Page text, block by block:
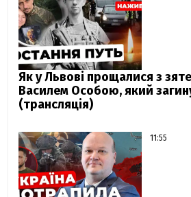
Як у Львові прощалися з
Василем Особою, який
(трансляція)
11:55